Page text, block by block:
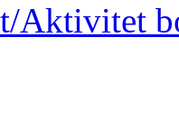
Aktivitet